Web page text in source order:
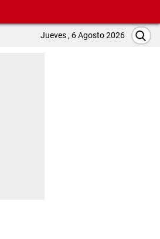
Jueves , 6 Agosto 2026